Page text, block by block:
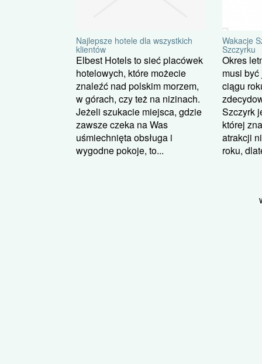
Najlepsze hotele dla wszystkich
klientów
Elbest Hotels to sieć placówek
hotelowych, które możecie
znaleźć nad polskim morzem,
w górach, czy też na nizinach.
Jeżeli szukacie miejsca, gdzie
zawsze czeka na Was
uśmiechnięta obsługa i
wygodne pokoje, to...
Wakacje
Szczyrku
Okres
musi
ciągu
Szczyrk
której
atrakcji
roku,